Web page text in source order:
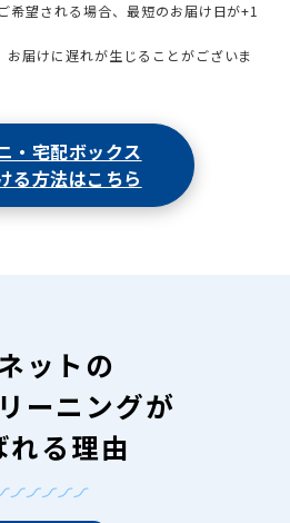
望される場合、最短のお届け日が+1
届けに遅れが生じることがございま
・宅配ボックス
る方法はこちら
ットの
ーニングが
れる理由